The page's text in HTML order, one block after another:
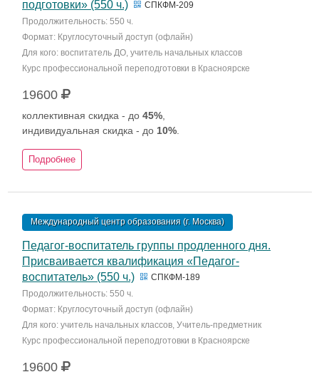
подготовки» (550 ч.)
СПКФМ-209
Продолжительность: 550 ч.
Формат: Круглосуточный доступ (офлайн)
Для кого: воспитатель ДО, учитель начальных классов
Курс профессиональной переподготовки в Красноярске
19600
коллективная скидка - до 45%
индивидуальная скидка - до 10%
Подробнее
Международный центр образования (г. Москва)
Педагог-воспитатель группы продленного дня.
Присваивается квалификация «Педагог-
воспитатель» (550 ч.)
СПКФМ-189
Продолжительность: 550 ч.
Формат: Круглосуточный доступ (офлайн)
Для кого: учитель начальных классов, Учитель-предметник
Курс профессиональной переподготовки в Красноярске
19600